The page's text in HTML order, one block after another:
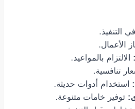
التنفيذ.
الأعمال.
الالتزام بالمواعيد.
تنافسية.
استخدام أدوات حديثة.
توفير خامات متنوعة.